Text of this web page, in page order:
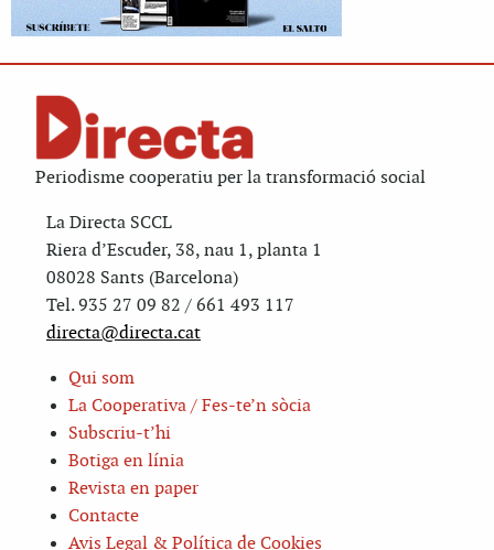
Periodisme cooperatiu per la transformació social
La Directa SCCL
Riera d’Escuder, 38, nau 1, planta 1
08028 Sants (Barcelona)
Tel. 935 27 09 82 / 661 493 117
directa@directa.cat
Qui som
La Cooperativa / Fes-te’n sòcia
Subscriu-t’hi
Botiga en línia
Revista en paper
Contacte
Avis Legal & Política de Cookies